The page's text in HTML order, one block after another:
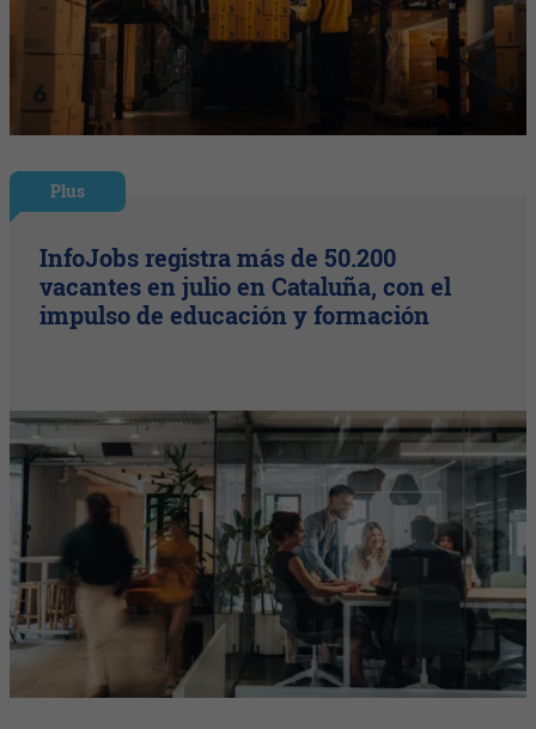
Plus
InfoJobs registra más de 50.200
vacantes en julio en Cataluña, con el
impulso de educación y formación